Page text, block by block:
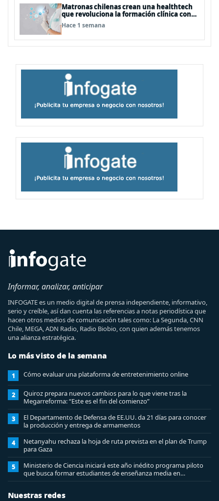
Matronas chilenas crean una healthtech
que revoluciona la formación clínica con
simuladores inteligentes
Hace 1 semana
Informar, analizar, anticipar
INFOGATE es un medio digital de prensa independiente, informativo,
serio y creíble, así dan cuenta las referencias a notas periodística que
hacen otros medios de comunicación tales como: La Segunda, CNN
Chile, MEGA, ADN Radio, Radio Biobio, con quien además tenemos
una alianza estratégica.
Lo más visto de la semana
1 Cómo evaluar una plataforma de entretenimiento online
2
Quiroz prepara nuevos cambios para lo que viene tras la
Megarreforma: “Este es el fin del comienzo”
3
El Departamento de Defensa de EE.UU. da 21 días para conocer
la producción y entrega de armamentos
4
Netanyahu rechaza la hoja de ruta prevista en el plan de Trump
para Gaza
5
Ministerio de Ciencia iniciará este año inédito programa piloto
que busca formar estudiantes de enseñanza media en
ciberseguridad
Nuestras redes